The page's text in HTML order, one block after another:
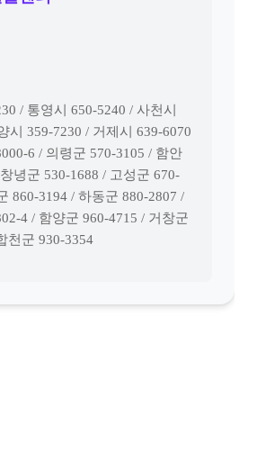
/ 통영시 650-5240 / 사천시
시 359-7230 / 거제시 639-6070
6 / 의령군 570-3105 / 함안
녕군 530-1688 / 고성군 670-
860-3194 / 하동군 880-2807 /
4 / 함양군 960-4715 / 거창군
천군 930-3354